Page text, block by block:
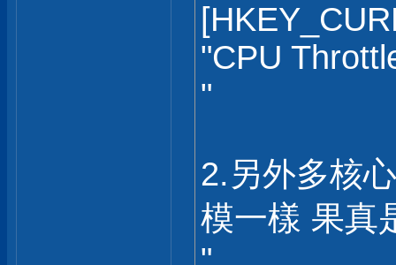
"CPU
"
2.另外多核
模一樣 果真